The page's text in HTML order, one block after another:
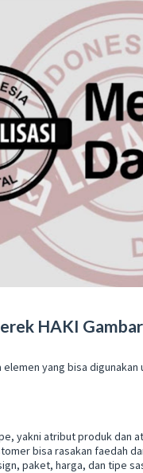
HAKI Gambar
yang bisa
yakni atribut produk dan
bisa rasakan faedah
paket, harga, dan tipe